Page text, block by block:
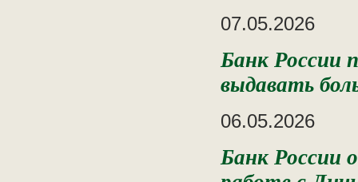
07.05.2026
Банк России
выдавать
06.05.2026
Банк России